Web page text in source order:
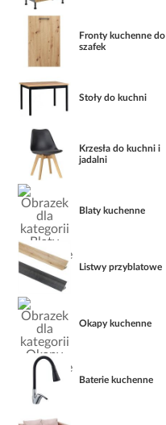
Fronty kuchenne do
szafek
Stoły do kuchni
Krzesła do kuchni i
jadalni
Blaty kuchenne
Listwy przyblatowe
Okapy kuchenne
Baterie kuchenne